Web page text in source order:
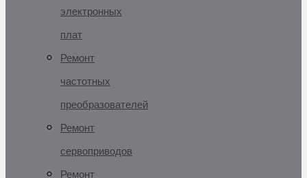
электронных
плат
Ремонт
частотных
преобразователей
Ремонт
сервоприводов
Ремонт